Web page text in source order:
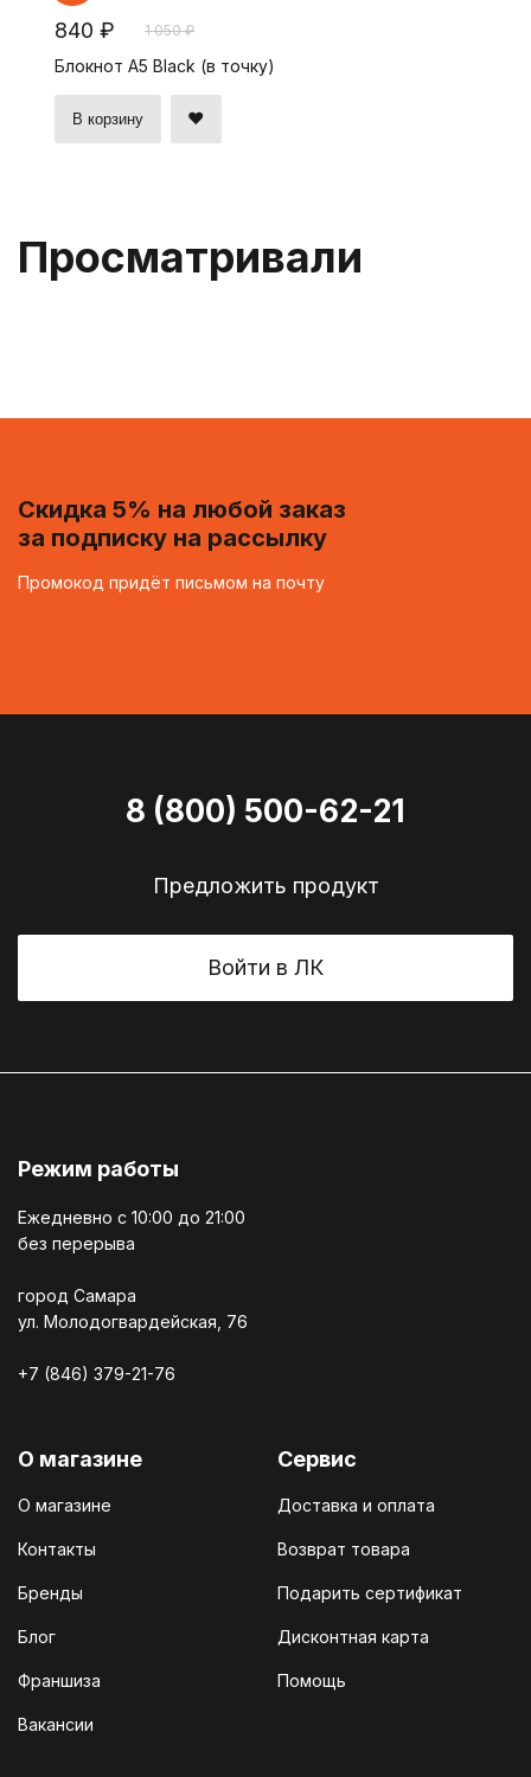
840 ₽ 1 050 ₽
Блокнот А5 Black (в точку)
В корзину
Просматривали
Скидка 5% на любой заказ
за подписку на рассылку
Промокод придёт письмом на почту
8 (800) 500-62-21
Предложить продукт
Войти в ЛК
Режим работы
Ежедневно c 10:00 до 21:00
без перерыва
город Самара
ул. Молодогвардейская, 76
+7 (846) 379-21-76
О магазине
О магазине
Контакты
Бренды
Блог
Франшиза
Вакансии
Сервис
Доставка и оплата
Возврат товара
Подарить сертификат
Дисконтная карта
Помощь